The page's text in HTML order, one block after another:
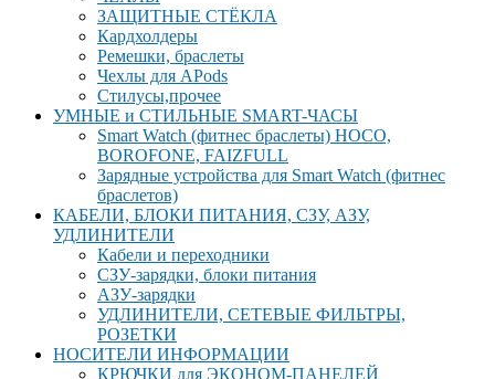
ЗАЩИТНЫЕ СТЁКЛА
Кардхолдеры
Ремешки, браслеты
Чехлы для APods
Стилусы,прочее
УМНЫЕ и СТИЛЬНЫЕ SMART-ЧАСЫ
Smart Watch (фитнес браслеты) HOCO,
BOROFONE, FAIZFULL
Зарядные устройства для Smart Watch (фитнес
браслетов)
КАБЕЛИ, БЛОКИ ПИТАНИЯ, СЗУ, АЗУ,
УДЛИНИТЕЛИ
Кабели и переходники
СЗУ-зарядки, блоки питания
АЗУ-зарядки
УДЛИНИТЕЛИ, СЕТЕВЫЕ ФИЛЬТРЫ,
РОЗЕТКИ
НОСИТЕЛИ ИНФОРМАЦИИ
КРЮЧКИ для ЭКОНОМ-ПАНЕЛЕЙ